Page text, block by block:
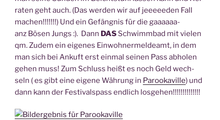
ra­ten geht auch. (Das wer­den wir auf jeeeeeden Fall
machen!!!!!!!) Und ein Gefäng­nis für die gaaaaaa­
anz Bösen Jungs :). Dann DAS Schwimm­bad mit vie­len
qm. Zudem ein eige­nes Ein­woh­ner­mel­de­amt, in dem
man sich bei Ankuft erst ein­mal sei­nen Pass abho­len
gehen muss! Zum Schluss heißt es noch Geld wech­
seln ( es gibt eine eige­ne Wäh­rung in Paroo­ka­ville) und
dann kann der Fes­ti­vals­pass end­lich losgehen!!!!!!!!!!!!!!